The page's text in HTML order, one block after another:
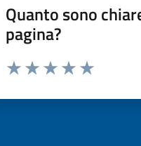
Quanto sono
pagina?
Valuta da 1 a 5 stelle la pagina